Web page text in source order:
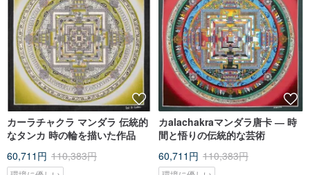
カーラチャクラ マンダラ 伝統的
なタンカ 時の輪を描いた作品
60,711円 110,383円
カalachakraマンダラ唐卡 ― 時
間と悟りの伝統的な芸術
60,711円 110,383円